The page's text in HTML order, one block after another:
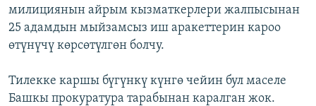
милициянын айрым кызматкерлери жалпысынан
25 адамдын мыйзамсыз иш аракеттерин кароо
өтүнүчү көрсөтүлгөн болчу.
Тилекке каршы бүгүнкү күнгө чейин бул маселе
Башкы прокуратура тарабынан каралган жок.